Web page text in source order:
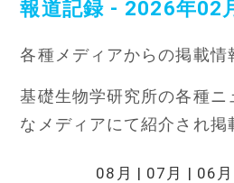
共同利用研究
報道記録 - 2026年02
各種メディアからの掲載情
基礎生物学研究所の各種ニ
なメディアにて紹介され掲
08月 | 07月 | 06月